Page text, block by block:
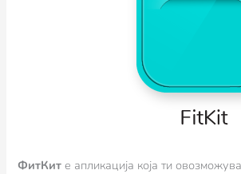
ФитКит e апликација која ти